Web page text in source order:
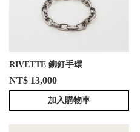
RIVETTE 鉚釘手環
NT$ 13,000
加入購物車